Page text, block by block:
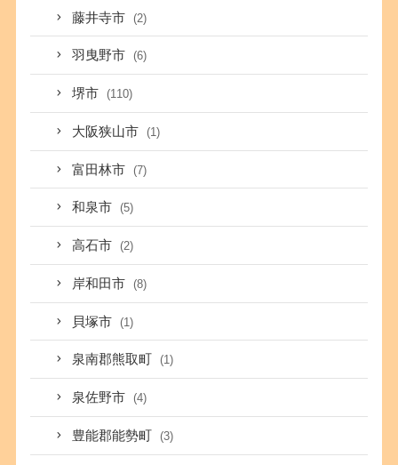
藤井寺市 (2)
羽曳野市 (6)
堺市 (110)
大阪狭山市 (1)
富田林市 (7)
和泉市 (5)
高石市 (2)
岸和田市 (8)
貝塚市 (1)
泉南郡熊取町 (1)
泉佐野市 (4)
豊能郡能勢町 (3)